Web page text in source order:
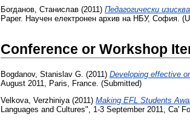
Богданов, Станислав (2011) Педагогически
Paper. Научен електронен архив на НБУ, София.
Conference or Workshop
Bogdanov, Stanislav G. (2011) Developing effective
August 2011, Paris, France. (Submitted)
Velkova, Verzhiniya(2011) Making EFL Students
Languages and Cultures", 1-3 September 2011, Ca'